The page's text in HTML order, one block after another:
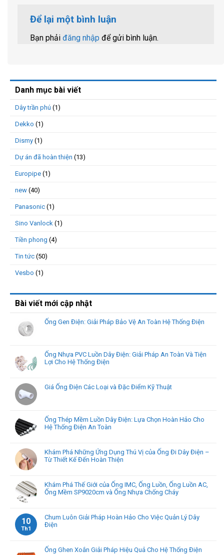
Để lại một bình luận
Bạn phải đăng nhập để gửi bình luận.
Danh mục bài viết
Dây trần phú (1)
Dekko (1)
Dismy (1)
Dự án đã hoàn thiện (13)
Europipe (1)
new (40)
Panasonic (1)
Sino Vanlock (1)
Tiền phong (4)
Tin tức (50)
Vesbo (1)
Bài viết mới cập nhật
Ống Gen Điện: Giải Pháp Bảo Vệ An Toàn Hệ Thống Điện
Ống Nhựa PVC Luồn Dây Điện: Giải Pháp An Toàn Và Tiện
Lợi Cho Hệ Thống Điện
Giá Ống Điện Các Loại và Đặc Điểm Kỹ Thuật
Ống Thép Mềm Luồn Dây Điện: Lựa Chọn Hoàn Hảo Cho
Hệ Thống Điện An Toàn
Khám Phá Những Ứng Dụng Thú Vị của Ống Đi Dây Điện –
Từ Thiết Kế Đến Hoàn Thiện
Khám Phá Thế Giới của Ống IMC, Ống Luồn, Ống Luồn AC,
Ống Mềm SP9020cm và Ống Nhựa Chống Cháy
10
Th1
Chum Luôn Giải Pháp Hoàn Hảo Cho Việc Quản Lý Dây
Điện
Ống Ghen Xoắn Giải Pháp Hiệu Quả Cho Hệ Thống Điện